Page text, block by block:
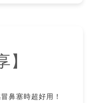
冒鼻塞時超好用！